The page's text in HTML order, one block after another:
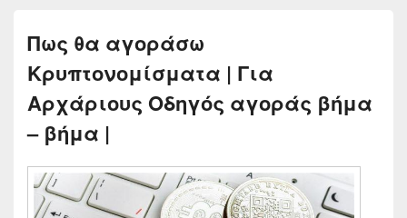
Πως θα αγοράσω
Κρυπτονομίσματα | Για
Αρχάριους Οδηγός αγοράς βήμα
– βήμα |